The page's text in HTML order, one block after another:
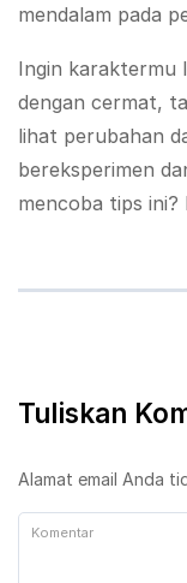
mendalam pada
Ingin karaktermu
dengan cermat,
lihat perubahan
bereksperimen
mencoba tips ini?
Tuliskan
Alamat email Anda
Komentar